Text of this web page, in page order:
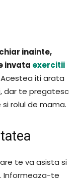
inainte,
invata exercitii
Acestea iti arata
dar te pregatesc
rolul de mama.
te va asista si
Informeaza-te